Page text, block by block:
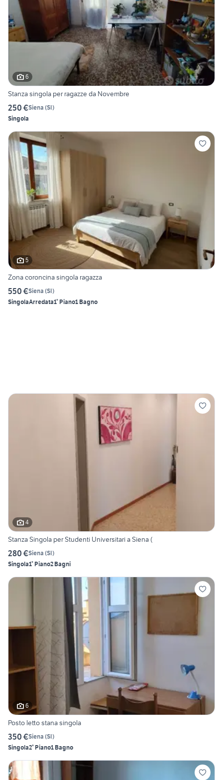
6
Stanza singola per ragazze da Novembre
250 €Siena (SI)
Singola
5
Zona coroncina singola ragazza
550 €Siena (SI)
SingolaArredata1° Piano1 Bagno
4
Stanza Singola per Studenti Universitari a Siena (
280 €Siena (SI)
Singola1° Piano2 Bagni
6
Posto letto stana singola
350 €Siena (SI)
Singola2° Piano1 Bagno